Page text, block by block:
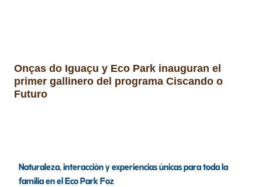
Onças do Iguaçu y Eco Park inauguran el
primer gallinero del programa Ciscando o
Futuro
Naturaleza, interacción y experiencias únicas para toda la
familia en el Eco Park Foz